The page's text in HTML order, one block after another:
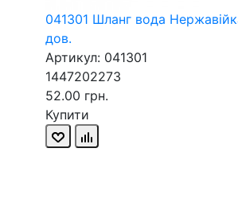
041301 Шланг вода
дов.
Артикул: 041301
1447202273
52.00 грн.
Купити